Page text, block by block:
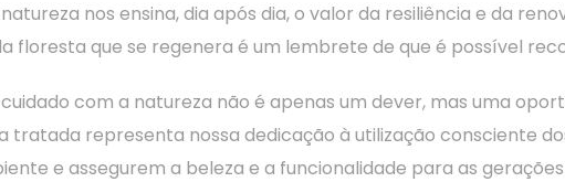
nos ensina, dia após dia, o valor da resiliência e da
floresta que se regenera é um lembrete de que é possível
com a natureza não é apenas um dever, mas uma
representa nossa dedicação à utilização consciente
e assegurem a beleza e a funcionalidade para as